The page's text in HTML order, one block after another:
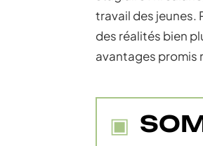
travail des jeunes.
des réalités bien
avantages promis